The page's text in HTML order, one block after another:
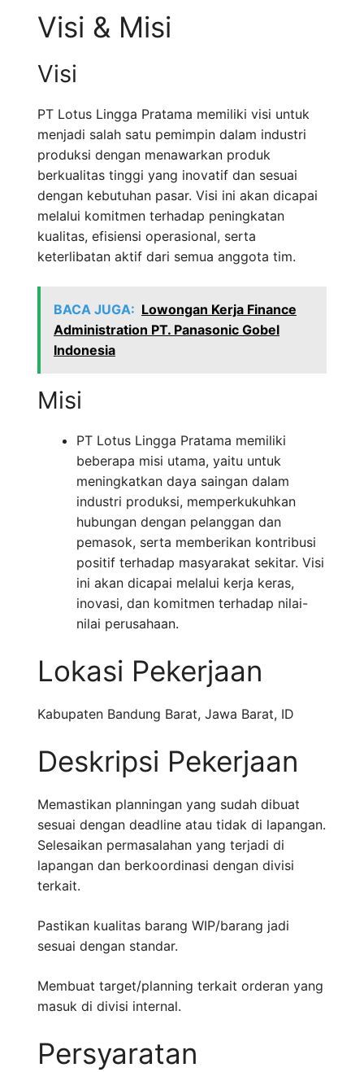
Visi & Misi
Visi
PT Lotus Lingga Pratama memiliki visi untuk
menjadi salah satu pemimpin dalam industri
produksi dengan menawarkan produk
berkualitas tinggi yang inovatif dan sesuai
dengan kebutuhan pasar. Visi ini akan dicapai
melalui komitmen terhadap peningkatan
kualitas, efisiensi operasional, serta
keterlibatan aktif dari semua anggota tim.
BACA JUGA: Lowongan Kerja Finance
Administration PT. Panasonic Gobel
Indonesia
Misi
PT Lotus Lingga Pratama memiliki
beberapa misi utama, yaitu untuk
meningkatkan daya saingan dalam
industri produksi, memperkukuhkan
hubungan dengan pelanggan dan
pemasok, serta memberikan kontribusi
positif terhadap masyarakat sekitar. Visi
ini akan dicapai melalui kerja keras,
inovasi, dan komitmen terhadap nilai-
nilai perusahaan.
Lokasi Pekerjaan
Kabupaten Bandung Barat, Jawa Barat, ID
Deskripsi Pekerjaan
Memastikan planningan yang sudah dibuat
sesuai dengan deadline atau tidak di lapangan.
Selesaikan permasalahan yang terjadi di
lapangan dan berkoordinasi dengan divisi
terkait.
Pastikan kualitas barang WIP/barang jadi
sesuai dengan standar.
Membuat target/planning terkait orderan yang
masuk di divisi internal.
Persyaratan